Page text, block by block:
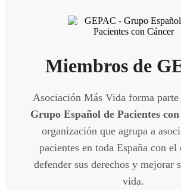
Miembros de
Asociación Más Vida forma parte
Grupo Español de Pacientes
organización que agrupa a
pacientes en toda España con
defender sus derechos y mejorar
vida.